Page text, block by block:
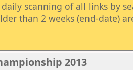
scanning of all links by
than 2 weeks (end-date)
2013